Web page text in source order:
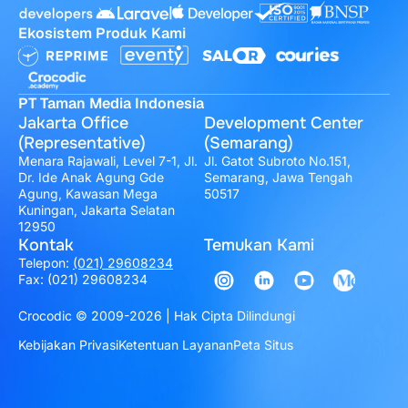
Ekosistem Produk Kami
PT Taman Media Indonesia
Jakarta Office
(Representative)
Menara Rajawali, Level 7-1, Jl.
Dr. Ide Anak Agung Gde
Agung, Kawasan Mega
Kuningan, Jakarta Selatan
12950
Development Center
(Semarang)
Jl. Gatot Subroto No.151,
Semarang, Jawa Tengah
50517
Kontak
Telepon: (021) 29608234
Fax: (021) 29608234
Temukan Kami
Crocodic © 2009-2026 | Hak Cipta Dilindungi
Kebijakan PrivasiKetentuan LayananPeta Situs